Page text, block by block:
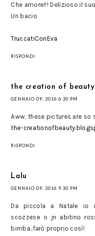
Che amore!!! Delizioso il
Un bacio
TruccatiConEva
RISPONDI
the creation of
GENNAIO 09, 2016 6:30 PM
Aww, these pictures are so
the-
RISPONDI
Lalu
GENNAIO 09, 2016 9:30 PM
Da piccola a Natale io
scozzese o jn abitino
bimba..farò proprio così!